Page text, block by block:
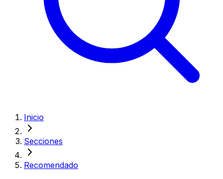
Inicio
Secciones
Recomendado